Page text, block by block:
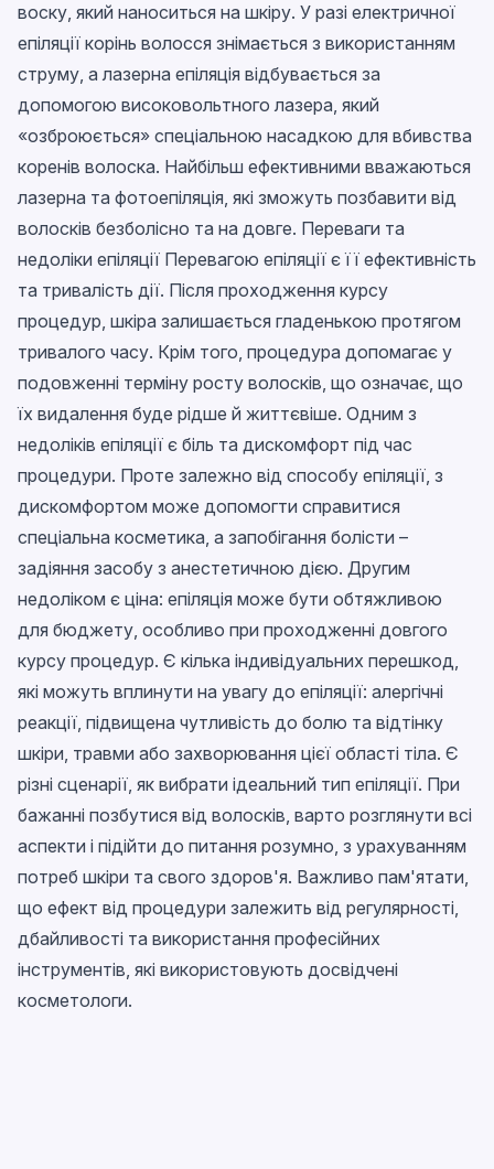
воску, який наноситься на шкіру. У разі електричної
епіляції корінь волосся знімається з використанням
струму, а лазерна епіляція відбувається за
допомогою високовольтного лазера, який
«озброюється» спеціальною насадкою для вбивства
коренів волоска. Найбільш ефективними вважаються
лазерна та фотоепіляція, які зможуть позбавити від
волосків безболісно та на довге. Переваги та
недоліки епіляції Перевагою епіляції є її ефективність
та тривалість дії. Після проходження курсу
процедур, шкіра залишається гладенькою протягом
тривалого часу. Крім того, процедура допомагає у
подовженні терміну росту волосків, що означає, що
їх видалення буде рідше й життєвіше. Одним з
недоліків епіляції є біль та дискомфорт під час
процедури. Проте залежно від способу епіляції, з
дискомфортом може допомогти справитися
спеціальна косметика, а запобігання болісти –
задіяння засобу з анестетичною дією. Другим
недоліком є ціна: епіляція може бути обтяжливою
для бюджету, особливо при проходженні довгого
курсу процедур. Є кілька індивідуальних перешкод,
які можуть вплинути на увагу до епіляції: алергічні
реакції, підвищена чутливість до болю та відтінку
шкіри, травми або захворювання цієї області тіла. Є
різні сценарії, як вибрати ідеальний тип епіляції. При
бажанні позбутися від волосків, варто розглянути всі
аспекти і підійти до питання розумно, з урахуванням
потреб шкіри та свого здоров'я. Важливо пам'ятати,
що ефект від процедури залежить від регулярності,
дбайливості та використання професійних
інструментів, які використовують досвідчені
косметологи.